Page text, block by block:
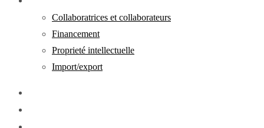
Collaboratrices et collaborateurs
Financement
Proprieté intellectuelle
Import/export